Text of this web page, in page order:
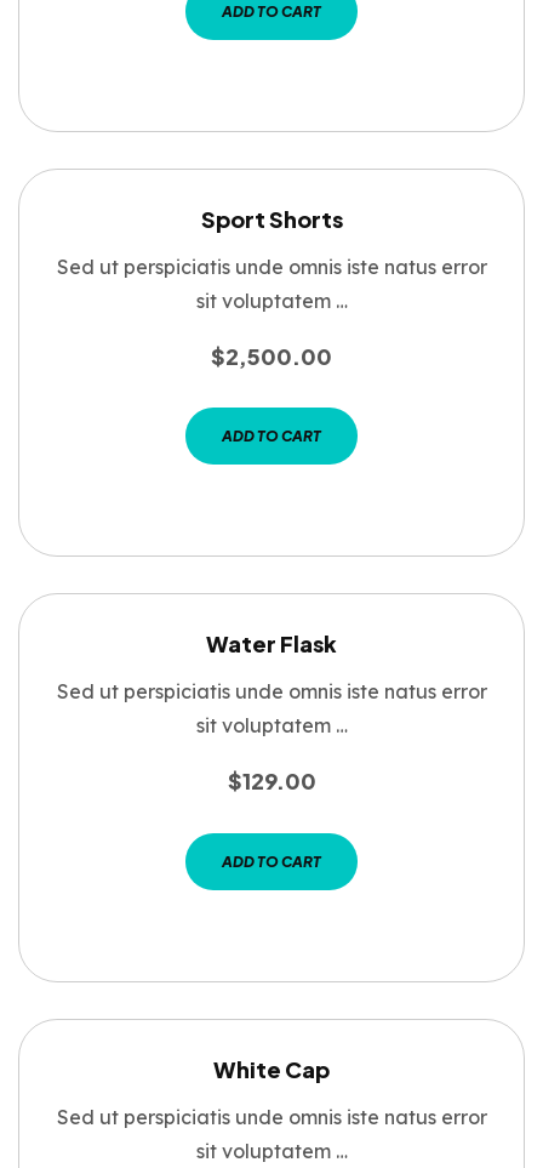
ADD TO CART
Sport Shorts
Sed ut perspiciatis unde omnis iste natus error
sit voluptatem …
$2,500.00
ADD TO CART
Water Flask
Sed ut perspiciatis unde omnis iste natus error
sit voluptatem …
$129.00
ADD TO CART
White Cap
Sed ut perspiciatis unde omnis iste natus error
sit voluptatem …